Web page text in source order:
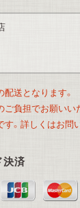
送となります。
負担でお願いい
。詳しくはお問
決済